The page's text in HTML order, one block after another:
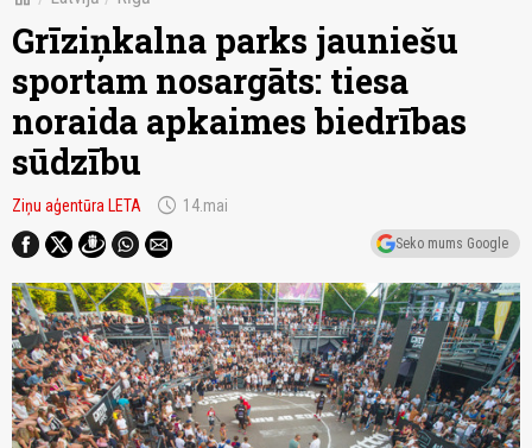
Grīziņkalna parks jauniešu
sportam nosargāts: tiesa
noraida apkaimes biedrības
sūdzību
Ziņu aģentūra LETA schedule 14.mai
Seko mums Google